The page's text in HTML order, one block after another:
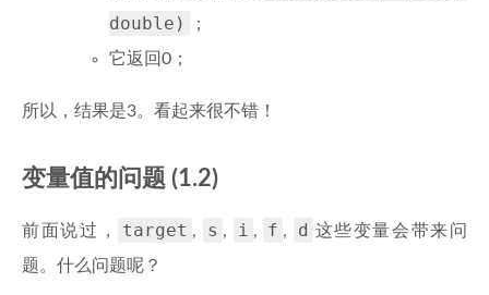
double)
；
它返回0；
所以，结果是3。看起来很不错！
变量值的问题 (1.2)
前面说过， target , s , i , f , d 这些变量会带来问
题。什么问题呢？